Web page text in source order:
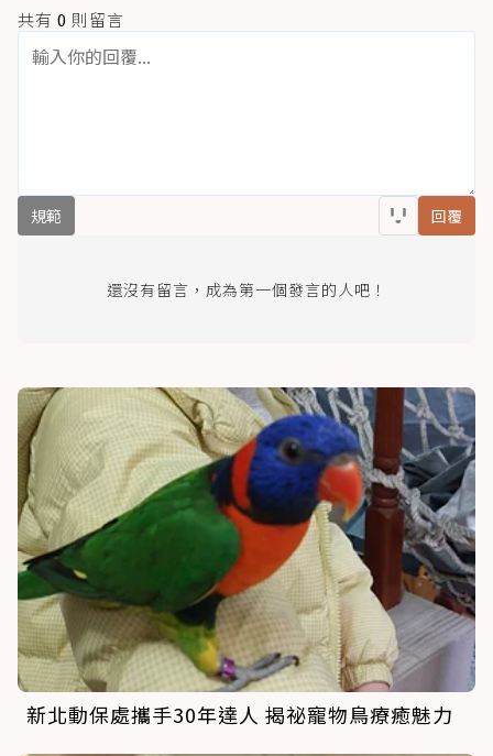
共有 0 則留言
規範 回覆
還沒有留言，成為第一個發言的人吧！
新北動保處攜手30年達人 揭祕寵物鳥療癒魅力